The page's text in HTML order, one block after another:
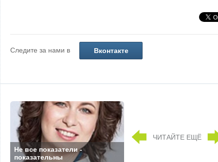
Следите за нами в Вконтакте
Не все показатели -
показательны
ЧИТАЙТЕ ЕЩЁ